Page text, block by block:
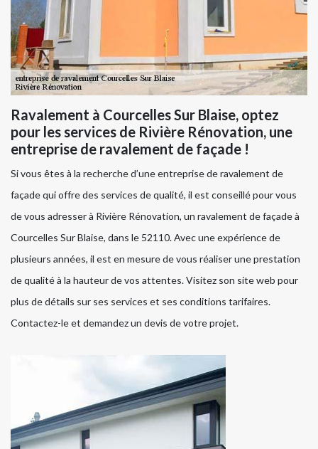
Ravalement à Courcelles Sur Blaise, optez
pour les services de Rivière Rénovation, une
entreprise de ravalement de façade !
Si vous êtes à la recherche d’une entreprise de ravalement de
façade qui offre des services de qualité, il est conseillé pour vous
de vous adresser à Rivière Rénovation, un ravalement de façade à
Courcelles Sur Blaise, dans le 52110. Avec une expérience de
plusieurs années, il est en mesure de vous réaliser une prestation
de qualité à la hauteur de vos attentes. Visitez son site web pour
plus de détails sur ses services et ses conditions tarifaires.
Contactez-le et demandez un devis de votre projet.